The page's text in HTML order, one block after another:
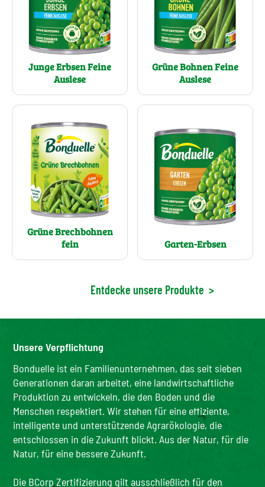
Junge Erbsen Feine
Auslese
Grüne Bohnen Feine
Auslese
Grüne Brechbohnen
fein
Garten-Erbsen
Entdecke unsere Produkte >
Unsere Verpflichtung
Bonduelle ist ein Familienunternehmen, das seit sieben
Generationen daran arbeitet, eine landwirtschaftliche
Produktion zu entwickeln, die den Boden und die
Menschen respektiert. Wir stehen für eine effiziente,
intelligente und unterstützende Agrarökologie, die
entschlossen in die Zukunft blickt. Aus der Natur, für die
Natur, für eine bessere Zukunft.
Die BCorp Zertifizierung gilt ausschließlich für den